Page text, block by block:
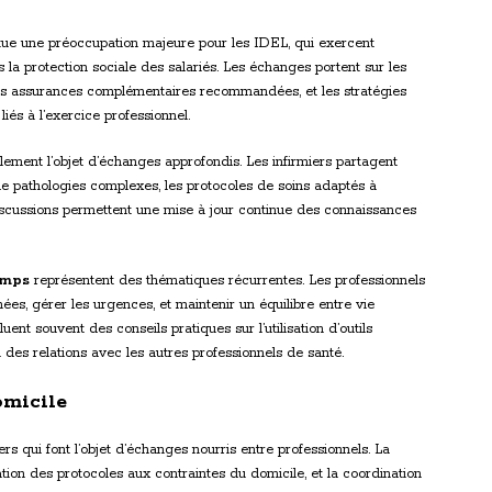
une préoccupation majeure pour les IDEL, qui exercent
protection sociale des salariés. Les échanges portent sur les
complémentaires recommandées, et les stratégies
à l’exercice professionnel.
l’objet d’échanges approfondis. Les infirmiers partagent
complexes, les protocoles de soins adaptés à
permettent une mise à jour continue des connaissances
représentent des thématiques récurrentes. Les professionnels
gérer les urgences, et maintenir un équilibre entre vie
souvent des conseils pratiques sur l’utilisation d’outils
relations avec les autres professionnels de santé.
qui font l’objet d’échanges nourris entre professionnels. La
des protocoles aux contraintes du domicile, et la coordination